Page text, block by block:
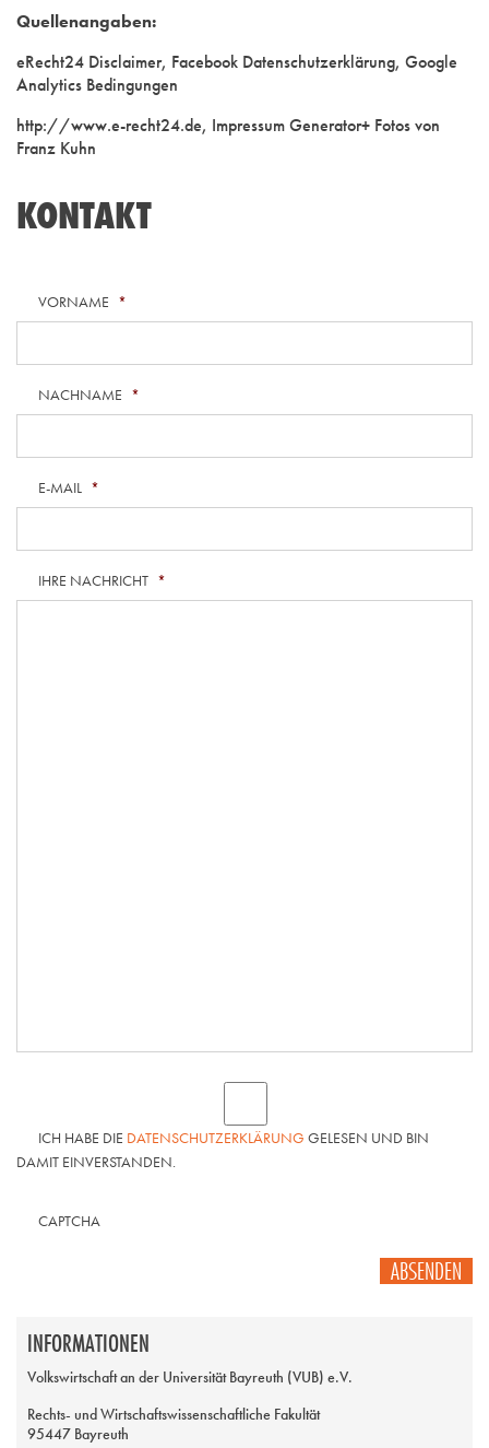
Quellenangaben:
eRecht24 Disclaimer, Facebook Datenschutzerklärung, Google
Analytics Bedingungen
http://www.e-recht24.de, Impressum Generator+ Fotos von
Franz Kuhn
KONTAKT
INFORMATIONEN
Volkswirtschaft an der Universität Bayreuth (VUB) e.V.
Rechts- und Wirtschaftswissenschaftliche Fakultät
95447 Bayreuth
VORNAME *
NACHNAME *
E-MAIL *
IHRE NACHRICHT *
ICH HABE DIE DATENSCHUTZERKLÄRUNG GELESEN UND BIN
DAMIT EINVERSTANDEN.
CAPTCHA
ABSENDEN